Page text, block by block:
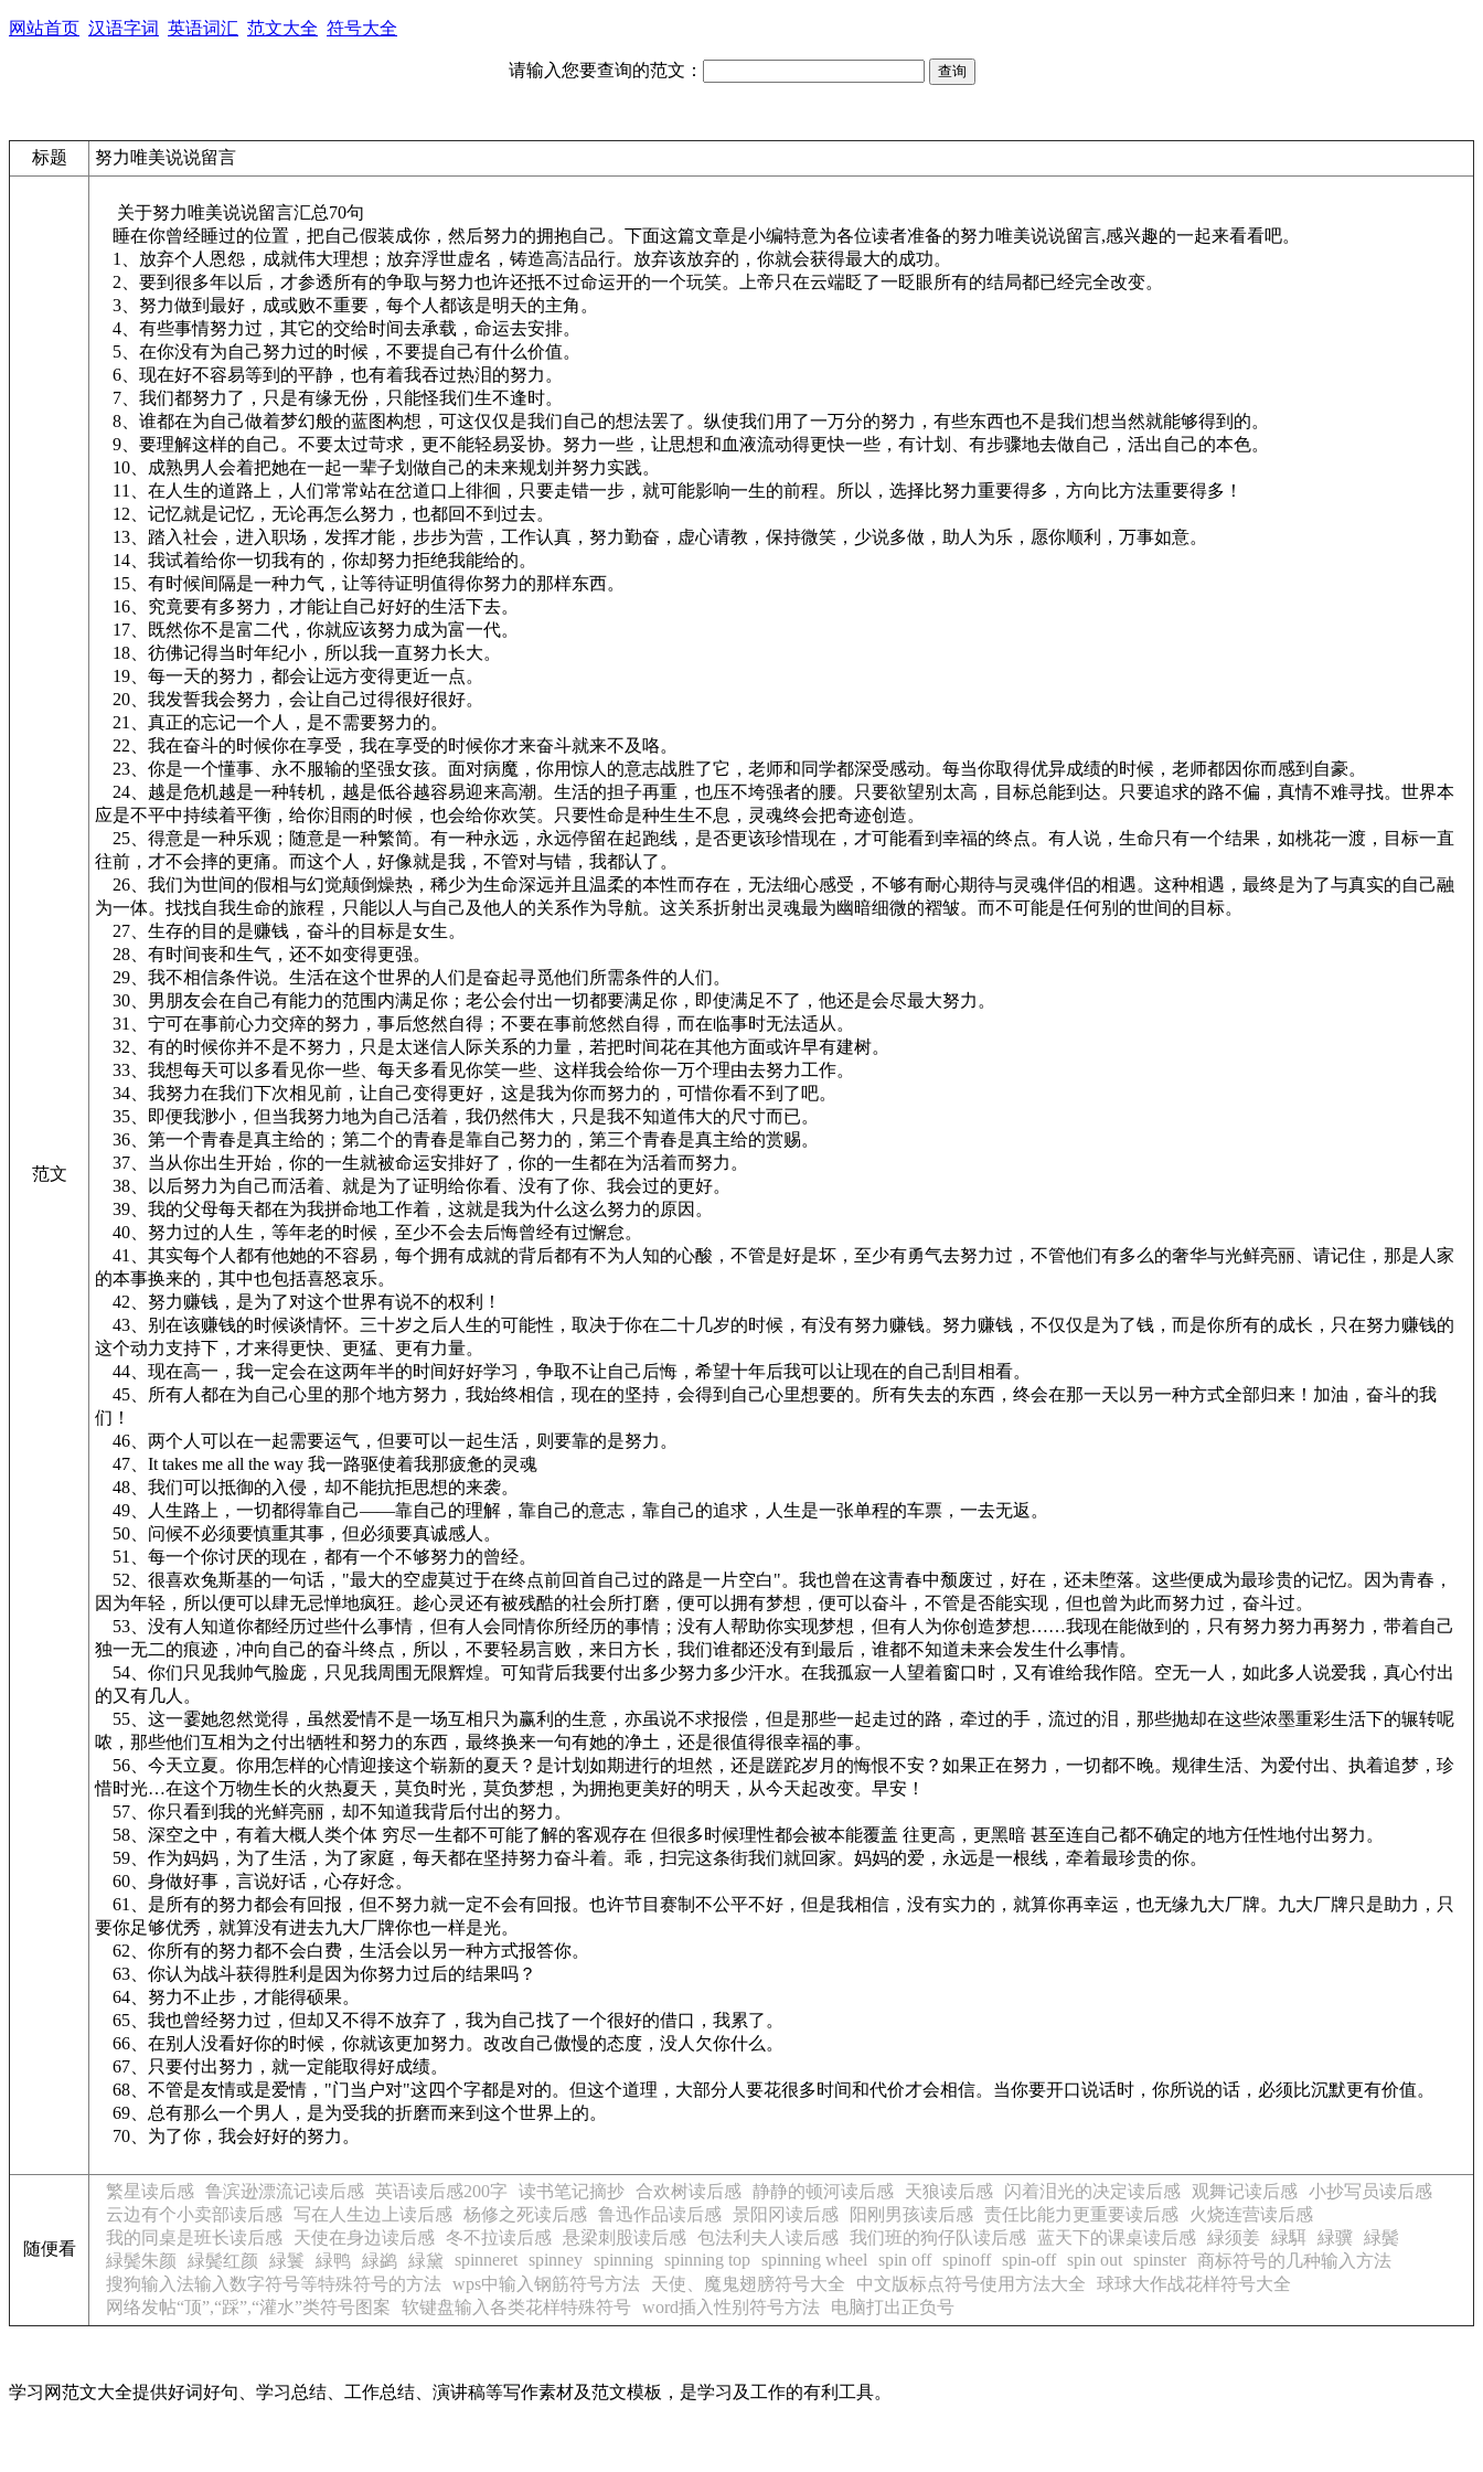
网站首页 汉语字词 英语词汇 范文大全 符号大全
请输入您要查询的范文：
标题 努力唯美说说留言
范文
关于努力唯美说说留言汇总70句
睡在你曾经睡过的位置，把自己假装成你，然后努力的拥抱自己。下面这篇文章是小编特意为各位读者准备的努力唯美说说留言,感兴趣的一起来看看吧。
1、放弃个人恩怨，成就伟大理想；放弃浮世虚名，铸造高洁品行。放弃该放弃的，你就会获得最大的成功。
2、要到很多年以后，才参透所有的争取与努力也许还抵不过命运开的一个玩笑。上帝只在云端眨了一眨眼所有的结局都已经完全改变。
3、努力做到最好，成或败不重要，每个人都该是明天的主角。
4、有些事情努力过，其它的交给时间去承载，命运去安排。
5、在你没有为自己努力过的时候，不要提自己有什么价值。
6、现在好不容易等到的平静，也有着我吞过热泪的努力。
7、我们都努力了，只是有缘无份，只能怪我们生不逢时。
8、谁都在为自己做着梦幻般的蓝图构想，可这仅仅是我们自己的想法罢了。纵使我们用了一万分的努力，有些东西也不是我们想当然就能够得到的。
9、要理解这样的自己。不要太过苛求，更不能轻易妥协。努力一些，让思想和血液流动得更快一些，有计划、有步骤地去做自己，活出自己的本色。
10、成熟男人会着把她在一起一辈子划做自己的未来规划并努力实践。
11、在人生的道路上，人们常常站在岔道口上徘徊，只要走错一步，就可能影响一生的前程。所以，选择比努力重要得多，方向比方法重要得多！
12、记忆就是记忆，无论再怎么努力，也都回不到过去。
13、踏入社会，进入职场，发挥才能，步步为营，工作认真，努力勤奋，虚心请教，保持微笑，少说多做，助人为乐，愿你顺利，万事如意。
14、我试着给你一切我有的，你却努力拒绝我能给的。
15、有时候间隔是一种力气，让等待证明值得你努力的那样东西。
16、究竟要有多努力，才能让自己好好的生活下去。
17、既然你不是富二代，你就应该努力成为富一代。
18、彷佛记得当时年纪小，所以我一直努力长大。
19、每一天的努力，都会让远方变得更近一点。
20、我发誓我会努力，会让自己过得很好很好。
21、真正的忘记一个人，是不需要努力的。
22、我在奋斗的时候你在享受，我在享受的时候你才来奋斗就来不及咯。
23、你是一个懂事、永不服输的坚强女孩。面对病魔，你用惊人的意志战胜了它，老师和同学都深受感动。每当你取得优异成绩的时候，老师都因你而感到自豪。
24、越是危机越是一种转机，越是低谷越容易迎来高潮。生活的担子再重，也压不垮强者的腰。只要欲望别太高，目标总能到达。只要追求的路不偏，真情不难寻找。世界本
应是不平中持续着平衡，给你泪雨的时候，也会给你欢笑。只要性命是种生生不息，灵魂终会把奇迹创造。
25、得意是一种乐观；随意是一种繁简。有一种永远，永远停留在起跑线，是否更该珍惜现在，才可能看到幸福的终点。有人说，生命只有一个结果，如桃花一渡，目标一直
往前，才不会摔的更痛。而这个人，好像就是我，不管对与错，我都认了。
26、我们为世间的假相与幻觉颠倒燥热，稀少为生命深远并且温柔的本性而存在，无法细心感受，不够有耐心期待与灵魂伴侣的相遇。这种相遇，最终是为了与真实的自己融
为一体。找找自我生命的旅程，只能以人与自己及他人的关系作为导航。这关系折射出灵魂最为幽暗细微的褶皱。而不可能是任何别的世间的目标。
27、生存的目的是赚钱，奋斗的目标是女生。
28、有时间丧和生气，还不如变得更强。
29、我不相信条件说。生活在这个世界的人们是奋起寻觅他们所需条件的人们。
30、男朋友会在自己有能力的范围内满足你；老公会付出一切都要满足你，即使满足不了，他还是会尽最大努力。
31、宁可在事前心力交瘁的努力，事后悠然自得；不要在事前悠然自得，而在临事时无法适从。
32、有的时候你并不是不努力，只是太迷信人际关系的力量，若把时间花在其他方面或许早有建树。
33、我想每天可以多看见你一些、每天多看见你笑一些、这样我会给你一万个理由去努力工作。
34、我努力在我们下次相见前，让自己变得更好，这是我为你而努力的，可惜你看不到了吧。
35、即便我渺小，但当我努力地为自己活着，我仍然伟大，只是我不知道伟大的尺寸而已。
36、第一个青春是真主给的；第二个的青春是靠自己努力的，第三个青春是真主给的赏赐。
37、当从你出生开始，你的一生就被命运安排好了，你的一生都在为活着而努力。
38、以后努力为自己而活着、就是为了证明给你看、没有了你、我会过的更好。
39、我的父母每天都在为我拼命地工作着，这就是我为什么这么努力的原因。
40、努力过的人生，等年老的时候，至少不会去后悔曾经有过懈怠。
41、其实每个人都有他她的不容易，每个拥有成就的背后都有不为人知的心酸，不管是好是坏，至少有勇气去努力过，不管他们有多么的奢华与光鲜亮丽、请记住，那是人家
的本事换来的，其中也包括喜怒哀乐。
42、努力赚钱，是为了对这个世界有说不的权利！
43、别在该赚钱的时候谈情怀。三十岁之后人生的可能性，取决于你在二十几岁的时候，有没有努力赚钱。努力赚钱，不仅仅是为了钱，而是你所有的成长，只在努力赚钱的
这个动力支持下，才来得更快、更猛、更有力量。
44、现在高一，我一定会在这两年半的时间好好学习，争取不让自己后悔，希望十年后我可以让现在的自己刮目相看。
45、所有人都在为自己心里的那个地方努力，我始终相信，现在的坚持，会得到自己心里想要的。所有失去的东西，终会在那一天以另一种方式全部归来！加油，奋斗的我
们！
46、两个人可以在一起需要运气，但要可以一起生活，则要靠的是努力。
47、It takes me all the way 我一路驱使着我那疲惫的灵魂
48、我们可以抵御的入侵，却不能抗拒思想的来袭。
49、人生路上，一切都得靠自己——靠自己的理解，靠自己的意志，靠自己的追求，人生是一张单程的车票，一去无返。
50、问候不必须要慎重其事，但必须要真诚感人。
51、每一个你讨厌的现在，都有一个不够努力的曾经。
52、很喜欢兔斯基的一句话，"最大的空虚莫过于在终点前回首自己过的路是一片空白"。我也曾在这青春中颓废过，好在，还未堕落。这些便成为最珍贵的记忆。因为青春，
因为年轻，所以便可以肆无忌惮地疯狂。趁心灵还有被残酷的社会所打磨，便可以拥有梦想，便可以奋斗，不管是否能实现，但也曾为此而努力过，奋斗过。
53、没有人知道你都经历过些什么事情，但有人会同情你所经历的事情；没有人帮助你实现梦想，但有人为你创造梦想……我现在能做到的，只有努力努力再努力，带着自己
独一无二的痕迹，冲向自己的奋斗终点，所以，不要轻易言败，来日方长，我们谁都还没有到最后，谁都不知道未来会发生什么事情。
54、你们只见我帅气脸庞，只见我周围无限辉煌。可知背后我要付出多少努力多少汗水。在我孤寂一人望着窗口时，又有谁给我作陪。空无一人，如此多人说爱我，真心付出
的又有几人。
55、这一霎她忽然觉得，虽然爱情不是一场互相只为赢利的生意，亦虽说不求报偿，但是那些一起走过的路，牵过的手，流过的泪，那些抛却在这些浓墨重彩生活下的辗转呢
哝，那些他们互相为之付出牺牲和努力的东西，最终换来一句有她的净土，还是很值得很幸福的事。
56、今天立夏。你用怎样的心情迎接这个崭新的夏天？是计划如期进行的坦然，还是蹉跎岁月的悔恨不安？如果正在努力，一切都不晚。规律生活、为爱付出、执着追梦，珍
惜时光…在这个万物生长的火热夏天，莫负时光，莫负梦想，为拥抱更美好的明天，从今天起改变。早安！
57、你只看到我的光鲜亮丽，却不知道我背后付出的努力。
58、深空之中，有着大概人类个体 穷尽一生都不可能了解的客观存在 但很多时候理性都会被本能覆盖 往更高，更黑暗 甚至连自己都不确定的地方任性地付出努力。
59、作为妈妈，为了生活，为了家庭，每天都在坚持努力奋斗着。乖，扫完这条街我们就回家。妈妈的爱，永远是一根线，牵着最珍贵的你。
60、身做好事，言说好话，心存好念。
61、是所有的努力都会有回报，但不努力就一定不会有回报。也许节目赛制不公平不好，但是我相信，没有实力的，就算你再幸运，也无缘九大厂牌。九大厂牌只是助力，只
要你足够优秀，就算没有进去九大厂牌你也一样是光。
62、你所有的努力都不会白费，生活会以另一种方式报答你。
63、你认为战斗获得胜利是因为你努力过后的结果吗？
64、努力不止步，才能得硕果。
65、我也曾经努力过，但却又不得不放弃了，我为自己找了一个很好的借口，我累了。
66、在别人没看好你的时候，你就该更加努力。改改自己傲慢的态度，没人欠你什么。
67、只要付出努力，就一定能取得好成绩。
68、不管是友情或是爱情，"门当户对"这四个字都是对的。但这个道理，大部分人要花很多时间和代价才会相信。当你要开口说话时，你所说的话，必须比沉默更有价值。
69、总有那么一个男人，是为受我的折磨而来到这个世界上的。
70、为了你，我会好好的努力。
随便看
繁星读后感 鲁滨逊漂流记读后感 英语读后感200字 读书笔记摘抄 合欢树读后感 静静的顿河读后感 天狼读后感 闪着泪光的决定读后感 观舞记读后感
小抄写员读后感
云边有个小卖部读后感
写在人生边上读后感 杨修之死读后感 鲁迅作品读后感 景阳冈读后感 阳刚男孩读后感 责任比能力更重要读后感
火烧连营读后感
我的同桌是班长读后感
天使在身边读后感 冬不拉读后感 悬梁刺股读后感 包法利夫人读后感 我们班的狗仔队读后感 蓝天下的课桌读后感 緑须姜 緑駬 緑骥 緑鬓
緑鬓朱颜
緑鬓红颜 緑鬟 緑鸭 緑鹢 緑黛 spinneret spinney spinning spinning top spinning wheel spin off spinoff spin-off spin out spinster 商标符号的几种输入方法
搜狗输入法输入数字符号等特殊符号的方法 wps中输入钢筋符号方法 天使、魔鬼翅膀符号大全 中文版标点符号使用方法大全
球球大作战花样符号大全
网络发帖“顶”,“踩”,“灌水”类符号图案
软键盘输入各类花样特殊符号 word插入性别符号方法 电脑打出正负号
学习网范文大全提供好词好句、学习总结、工作总结、演讲稿等写作素材及范文模板，是学习及工作的有利工具。